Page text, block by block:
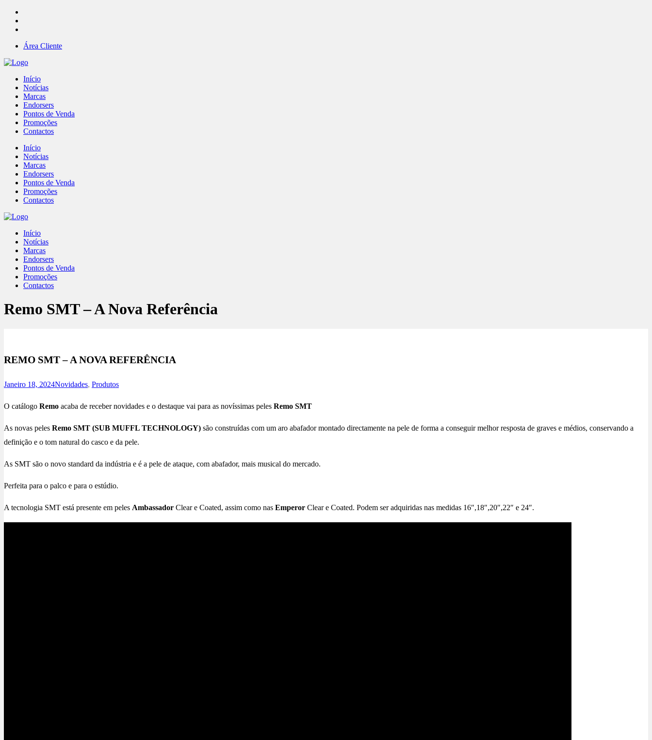
Área Cliente
Início
Notícias
Marcas
Endorsers
Pontos de Venda
Promoções
Contactos
Início
Notícias
Marcas
Endorsers
Pontos de Venda
Promoções
Contactos
Início
Notícias
Marcas
Endorsers
Pontos de Venda
Promoções
Contactos
Remo SMT – A Nova Referência
REMO SMT – A NOVA REFERÊNCIA
Janeiro 18, 2024Novidades, Produtos
O catálogo Remo acaba de receber novidades e o destaque vai para as novíssimas peles Remo SMT
As novas peles Remo SMT (SUB MUFFL TECHNOLOGY) são construídas com um aro abafador montado directamente na pele de forma a conseguir melhor resposta de graves e médios, conservando a
definição e o tom natural do casco e da pele.
As SMT são o novo standard da indústria e é a pele de ataque, com abafador, mais musical do mercado.
Perfeita para o palco e para o estúdio.
A tecnologia SMT está presente em peles Ambassador Clear e Coated, assim como nas Emperor Clear e Coated. Podem ser adquiridas nas medidas 16″,18″,20″,22″ e 24″.